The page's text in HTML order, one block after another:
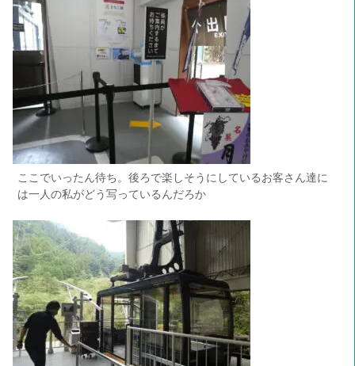
ここでいったん待ち。後ろで楽しそうにしているお客さん達に
は一人の私がどう写っているんだろか